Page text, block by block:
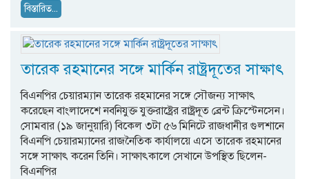
বিস্তারিত...
তারেক রহমানের সঙ্গে মার্কিন রাষ্ট্রদূতের সাক্ষাৎ
বিএনপির চেয়ারম্যান তারেক রহমানের সঙ্গে সৌজন্য সাক্ষাৎ
করেছেন বাংলাদেশে নবনিযুক্ত যুক্তরাষ্ট্রের রাষ্ট্রদূত ব্রেন্ট ক্রিস্টেনসেন।
সোমবার (১৯ জানুয়ারি) বিকেল ৩টা ৫৬ মিনিটে রাজধানীর গুলশানে
বিএনপি চেয়ারম্যানের রাজনৈতিক কার্যালয়ে এসে তারেক রহমানের
সঙ্গে সাক্ষাৎ করেন তিনি। সাক্ষাৎকালে সেখানে উপস্থিত ছিলেন-
বিএনপির